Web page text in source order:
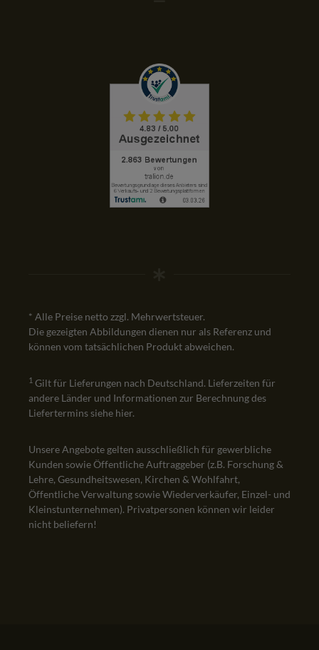
* Alle Preise netto zzgl. Mehrwertsteuer.
Die gezeigten Abbildungen dienen nur als Referenz und
können vom tatsächlichen Produkt abweichen.
1 Gilt für Lieferungen nach Deutschland. Lieferzeiten für
andere Länder und Informationen zur Berechnung des
Liefertermins siehe hier.
Unsere Angebote gelten ausschließlich für gewerbliche
Kunden sowie Öffentliche Auftraggeber (z.B. Forschung &
Lehre, Gesundheitswesen, Kirchen & Wohlfahrt,
Öffentliche Verwaltung sowie Wiederverkäufer, Einzel- und
Kleinstunternehmen). Privatpersonen können wir leider
nicht beliefern!